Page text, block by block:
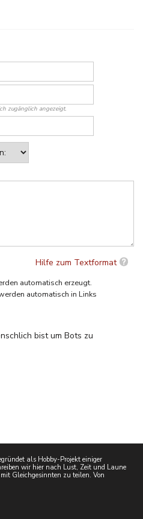
zugänglich angezeigt.
Hilfe zum Textformat
automatisch erzeugt.
automatisch in Links
bist um Bots zu
als Hobby-Projekt einiger
wir hier nach Lust, Zeit und Laune
Gleichgesinnten zu teilen. Von